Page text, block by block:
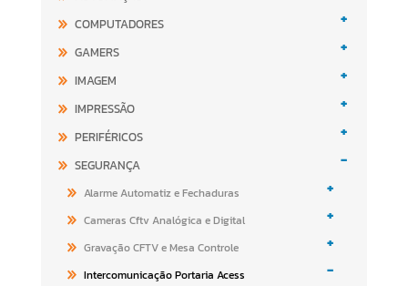
COMPUTADORES +
GAMERS +
IMAGEM +
IMPRESSÃO +
PERIFÉRICOS +
SEGURANÇA -
Alarme Automatiz e Fechaduras +
Cameras Cftv Analógica e Digital +
Gravação CFTV e Mesa Controle +
Intercomunicação Portaria Acess -